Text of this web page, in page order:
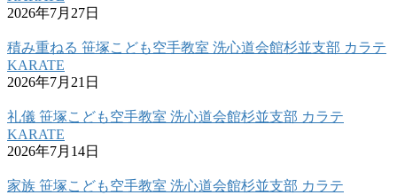
2026年7月27日
積み重ねる 笹塚こども空手教室 洗心道会館杉並支部 カラテ
KARATE
2026年7月21日
礼儀 笹塚こども空手教室 洗心道会館杉並支部 カラテ
KARATE
2026年7月14日
家族 笹塚こども空手教室 洗心道会館杉並支部 カラテ